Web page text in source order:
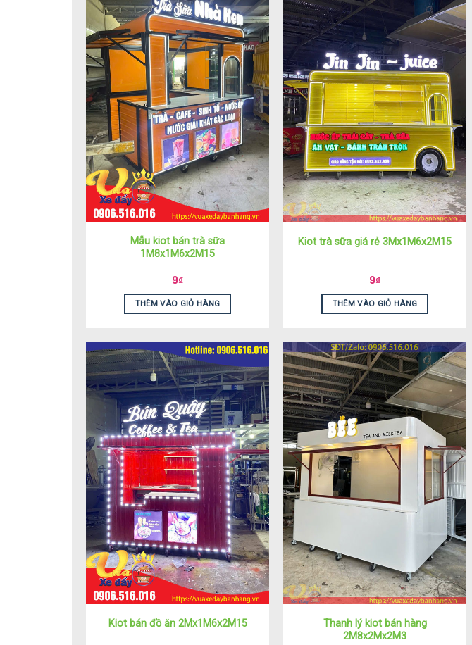
Mẫu kiot bán trà sữa
1M8x1M6x2M15
9₫
THÊM VÀO GIỎ HÀNG
Kiot trà sữa giá rẻ 3Mx1M6x2M15
9₫
THÊM VÀO GIỎ HÀNG
Kiot bán đồ ăn 2Mx1M6x2M15
Thanh lý kiot bán hàng
2M8x2Mx2M3